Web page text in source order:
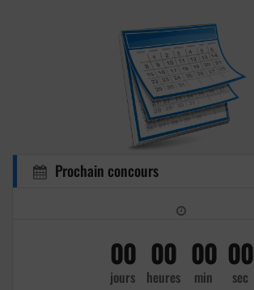
Prochain concours
00
jours
00
heures
00
min
00
sec